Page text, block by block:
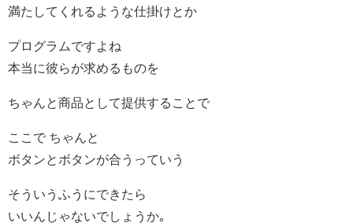
満たしてくれるような仕掛けとか
プログラムですよね
本当に彼らが求めるものを
ちゃんと商品として提供することで
ここで ちゃんと
ボタンとボタンが合うっていう
そういうふうにできたら
いいんじゃないでしょうか｡